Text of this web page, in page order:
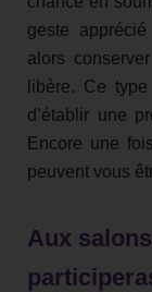
geste
alors
libère. Ce
d’établir une
Encore une
peuvent vous
Aux